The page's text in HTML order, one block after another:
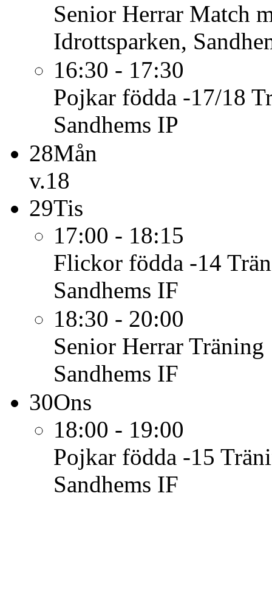
Senior Herrar Match
Idrottsparken,
16:30 - 17:30
Pojkar födda -17/18
Sandhems IP
28Mån
v.18
29Tis
17:00 - 18:15
Flickor födda -14
Sandhems IF
18:30 - 20:00
Senior Herrar Träning
Sandhems IF
30Ons
18:00 - 19:00
Pojkar födda -15
Sandhems IF